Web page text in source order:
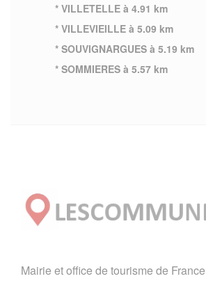
* VILLETELLE à 4.91 km
* VILLEVIEILLE à 5.09 km
* SOUVIGNARGUES à 5.19 km
* SOMMIERES à 5.57 km
Mairie et office de tourisme de